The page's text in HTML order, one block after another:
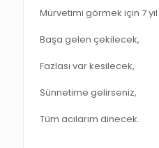
Mürvetimi görmek için 7
Başa gelen çekilecek,
Fazlası var kesilecek,
Sünnetime gelirseniz,
Tüm acılarım dinecek.